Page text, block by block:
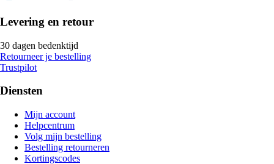
Levering en retour
30 dagen bedenktijd
Retourneer je bestelling
Trustpilot
Diensten
Mijn account
Helpcentrum
Volg mijn bestelling
Bestelling retourneren
Kortingscodes